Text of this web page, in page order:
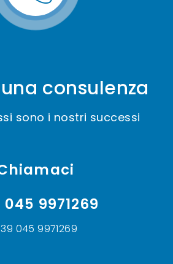
consulenza
sono i nostri successi
045 9971269
045 9971269